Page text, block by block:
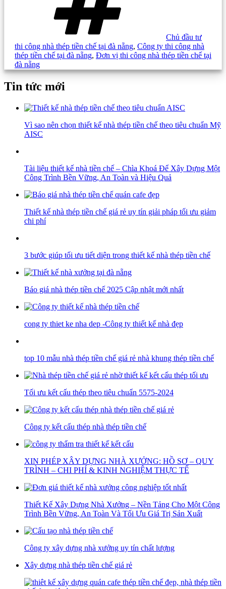
Chủ đầu tư
thi công nhà thép tiền chế tại đà nẵng, Công ty thi công nhà
thép tiền chế tại đà nẵng, Đơn vị thi công nhà thép tiền chế tại
đà nẵng
Tin tức mới
Vì sao nên chọn thiết kế nhà thép tiền chế theo tiêu chuẩn Mỹ
AISC
Tài liệu thiết kế nhà tiền chế – Chìa Khoá Để Xây Dựng Một
Công Trình Bền Vững, An Toàn và Hiệu Quả
Thiết kế nhà thép tiền chế giá rẻ uy tín giải pháp tối ưu giảm
chi phí
3 bước giúp tối ưu tiết diện trong thiết kế nhà thép tiền chế
Báo giá nhà thép tiền chế 2025 Cập nhật mới nhất
cong ty thiet ke nha dep -Công ty thiết kế nhà đẹp
top 10 mẫu nhà thép tiền chế giá rẻ nhà khung thép tiền chế
Tối ưu kết cấu thép theo tiêu chuẩn 5575-2024
Công ty kết cấu thép nhà thép tiền chế
XIN PHÉP XÂY DỰNG NHÀ XƯỞNG: HỒ SƠ – QUY
TRÌNH – CHI PHÍ & KINH NGHIỆM THỰC TẾ
Thiết Kế Xây Dựng Nhà Xưởng – Nền Tảng Cho Một Công
Trình Bền Vững, An Toàn Và Tối Ưu Giá Trị Sản Xuất
Công ty xây dựng nhà xưởng uy tín chất lượng
Xây dựng nhà thép tiền chế giá rẻ